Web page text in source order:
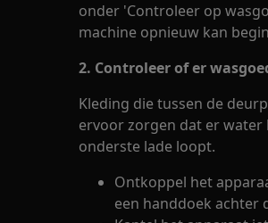
onder 'Controleer op
machine opnieuw kan
2. Controleer of er
Kleding die tussen de
ervoor zorgen dat er water
onderste lade loopt.
Ontkoppel het
een handdoek achter